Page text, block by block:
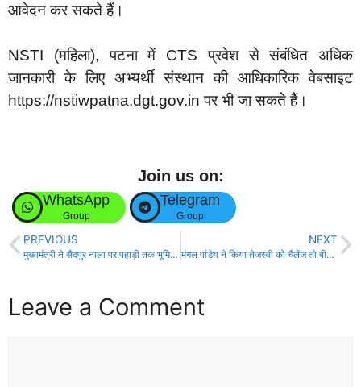
आवेदन कर सकते हैं।
NSTI (महिला), पटना में CTS प्रवेश से संबंधित अधिक
जानकारी के लिए अभ्यर्थी संस्थान की आधिकारिक वेबसाइट
https://nstiwpatna.dgt.gov.in पर भी जा सकते हैं।
Join us on:
WhatsApp
Group
Telegram
Group
PREVIOUS
मुख्यमंत्री ने सैदपुर नाला पर पहाड़ी तक भूमिगत नाला के साथ सड़क निर्माण एवं विभिन्न परियोजनाओं का किया निरीक्षण!
NEXT
मंगल पांडेय ने किया तेजस्वी को चैलेंज तो बीफर उठी सांसद मीसा भारती!
Leave a Comment